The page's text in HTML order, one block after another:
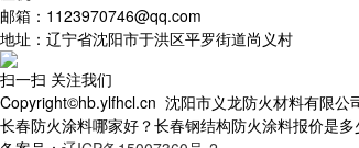
邮箱：1123970746@qq.com
地址：辽宁省沈阳市于洪区平罗街道尚义村
扫一扫 关注我们
Copyright©hb.ylfhcl.cn 沈阳市义龙防火材料有限公
长春防火涂料哪家好？长春钢结构防火涂料报价是